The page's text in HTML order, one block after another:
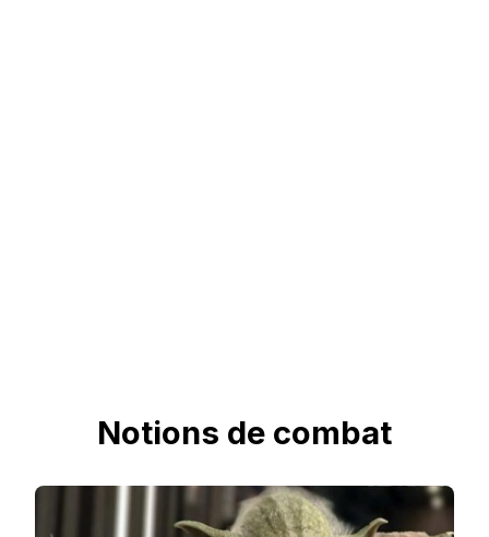
Notions de combat